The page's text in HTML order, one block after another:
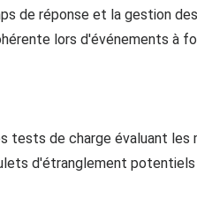
de réponse et la gestion
lors d'événements à
de charge évaluant
d'étranglement